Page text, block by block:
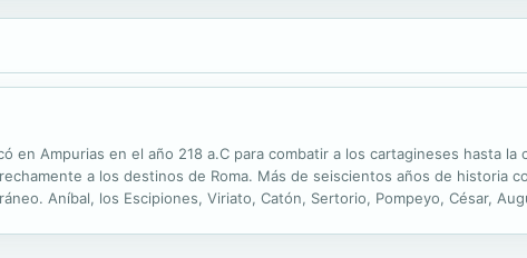
en Ampurias en el año 218 a.C para combatir a los cartagineses hasta la
a los destinos de Roma. Más de seiscientos años de historia
Aníbal, los Escipiones, Viriato, Catón, Sertorio, Pompeyo, César,